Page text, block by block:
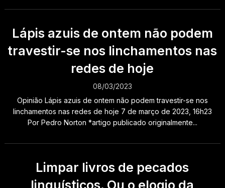
Lápis azuis de ontem não podem
travestir-se nos linchamentos nas
redes de hoje
08/03/2023
Opinião Lápis azuis de ontem não podem travestir-se nos
linchamentos nas redes de hoje 7 de março de 2023, 16h23
Por Pedro Norton *artigo publicado originalmente...
Limpar livros de pecados